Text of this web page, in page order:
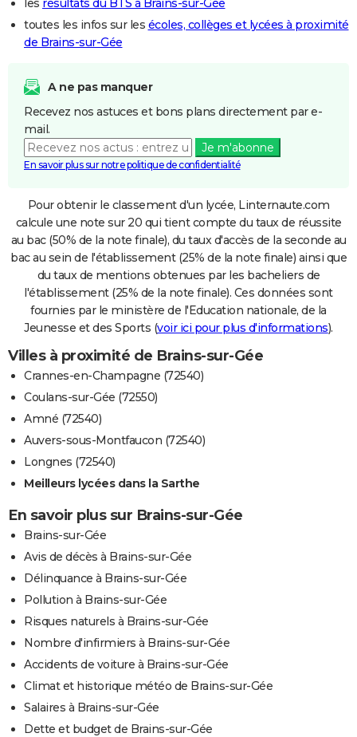
les résultats du BTS à Brains-sur-Gée
toutes les infos sur les écoles, collèges et lycées à proximité
de Brains-sur-Gée
A ne pas manquer
Recevez nos astuces et bons plans directement par e-
mail.
Je m'abonne
En savoir plus sur notre politique de confidentialité
Pour obtenir le classement d'un lycée, Linternaute.com
calcule une note sur 20 qui tient compte du taux de réussite
au bac (50% de la note finale), du taux d'accès de la seconde au
bac au sein de l'établissement (25% de la note finale) ainsi que
du taux de mentions obtenues par les bacheliers de
l'établissement (25% de la note finale). Ces données sont
fournies par le ministère de l'Education nationale, de la
Jeunesse et des Sports (voir ici pour plus d'informations).
Villes à proximité de Brains-sur-Gée
Crannes-en-Champagne (72540)
Coulans-sur-Gée (72550)
Amné (72540)
Auvers-sous-Montfaucon (72540)
Longnes (72540)
Meilleurs lycées dans la Sarthe
En savoir plus sur Brains-sur-Gée
Brains-sur-Gée
Avis de décès à Brains-sur-Gée
Délinquance à Brains-sur-Gée
Pollution à Brains-sur-Gée
Risques naturels à Brains-sur-Gée
Nombre d'infirmiers à Brains-sur-Gée
Accidents de voiture à Brains-sur-Gée
Climat et historique météo de Brains-sur-Gée
Salaires à Brains-sur-Gée
Dette et budget de Brains-sur-Gée